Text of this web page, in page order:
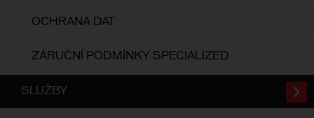
OCHRANA DAT
ZÁRUČNÍ PODMÍNKY SPECIALIZED
SLUŽBY